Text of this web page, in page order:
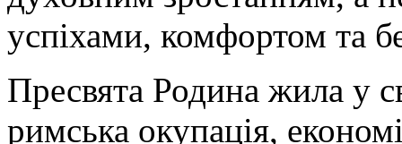
успіхами, комфортом та
Пресвята Родина жила у
римська окупація,